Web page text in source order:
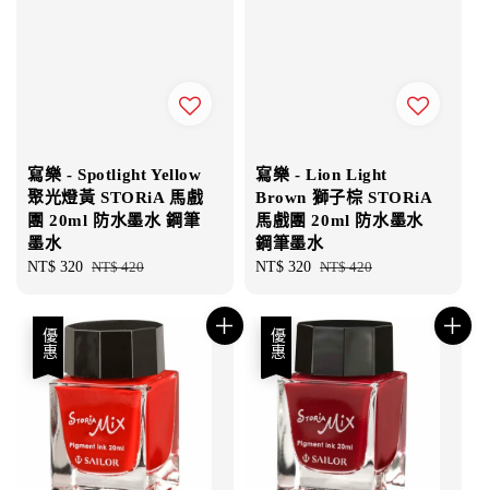
寫樂 - Spotlight Yellow
聚光燈黃 STORiA 馬戲
團 20ml 防水墨水 鋼筆
墨水
Sale
NT$ 320 Regular
NT$ 420
寫樂 - Lion Light
Brown 獅子棕 STORiA
馬戲團 20ml 防水墨水
鋼筆墨水
Sale
NT$ 320 Regular
NT$ 420
優惠 優惠